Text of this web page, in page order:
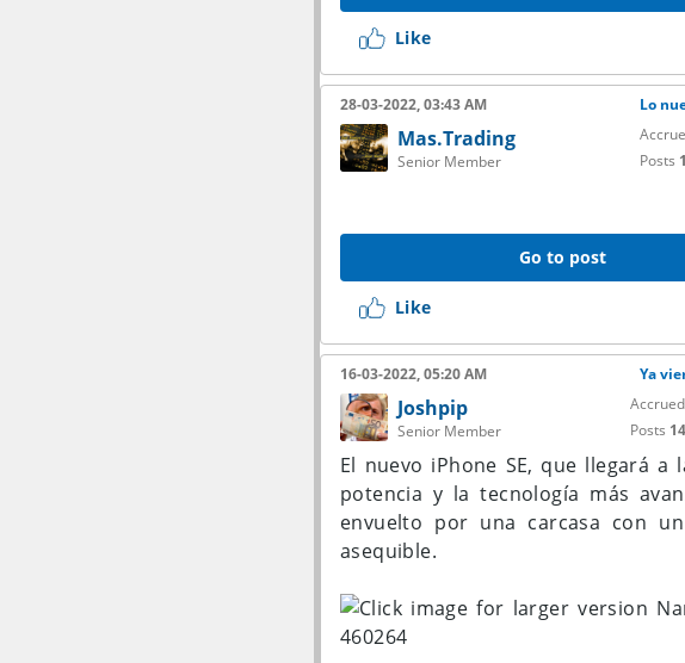
Like
28-03-2022, 03:43 AM Lo
Mas.Trading
Senior Member
Posts
Go to post
Like
16-03-2022, 05:20 AM Ya
Joshpip
Senior Member
Posts
El nuevo iPhone SE, que llegará
potencia y la tecnología más
envuelto por una carcasa con
asequible.